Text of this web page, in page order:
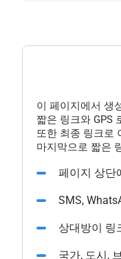
이 페이지에서 생
짧은 링크와 GPS
또한 최종 링크로
마지막으로 짧은
페이지 상단
SMS,
상대방이 링
국가, 도시,